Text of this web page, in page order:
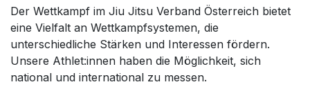
Der Wettkampf im Jiu Jitsu Verband Österreich bietet
eine Vielfalt an Wettkampfsystemen, die
unterschiedliche Stärken und Interessen fördern.
Unsere Athlet:innen haben die Möglichkeit, sich
national und international zu messen.